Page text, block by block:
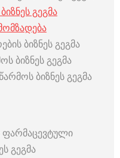
გეგმა
ბიზნეს გეგმა
ბიზნეს გეგმა
ბიზნეს გეგმა
ფარმაცევტული
გეგმა